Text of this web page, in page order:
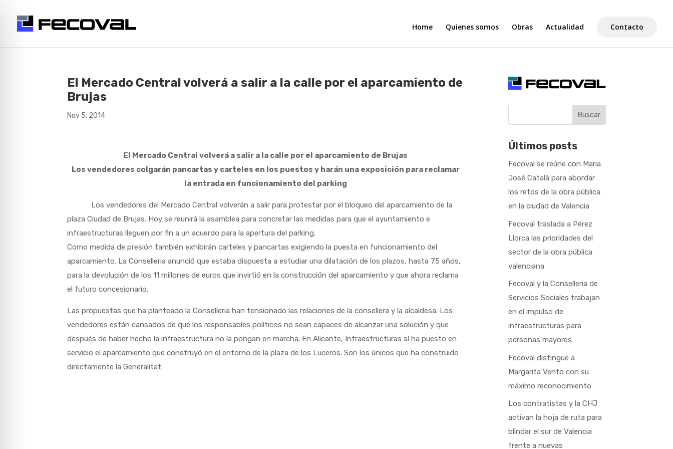
Home Quienes somos Obras Actualidad Contacto
El Mercado Central volverá a salir a la calle por el aparcamiento de
Brujas
Nov 5, 2014
El Mercado Central volverá a salir a la calle por el aparcamiento de Brujas
Los vendedores colgarán pancartas y carteles en los puestos y harán una exposición para reclamar
la entrada en funcionamiento del parking
Los vendedores del Mercado Central volverán a salir para protestar por el bloqueo del aparcamiento de la
plaza Ciudad de Brujas. Hoy se reunirá la asamblea para concretar las medidas para que el ayuntamiento e
infraestructuras lleguen por fin a un acuerdo para la apertura del parking.
Como medida de presión también exhibirán carteles y pancartas exigiendo la puesta en funcionamiento del
aparcamiento. La Conselleria anunció que estaba dispuesta a estudiar una dilatación de los plazos, hasta 75 años,
para la devolución de los 11 millones de euros que invirtió en la construcción del aparcamiento y que ahora reclama
el futuro concesionario.
Las propuestas que ha planteado la Conselleria han tensionado las relaciones de la consellera y la alcaldesa. Los
vendedores están cansados de que los responsables políticos no sean capaces de alcanzar una solución y que
después de haber hecho la infraestructura no la pongan en marcha. En Alicante, Infraestructuras sí ha puesto en
servicio el aparcamiento que construyó en el entorno de la plaza de los Luceros. Son los únicos que ha construido
directamente la Generalitat.
Buscar
Últimos posts
Fecoval se reúne con Maria
José Català para abordar
los retos de la obra pública
en la ciudad de Valencia
Fecoval traslada a Pérez
Llorca las prioridades del
sector de la obra pública
valenciana
Fecoval y la Conselleria de
Servicios Sociales trabajan
en el impulso de
infraestructuras para
personas mayores
Fecoval distingue a
Margarita Vento con su
máximo reconocimiento
Los contratistas y la CHJ
activan la hoja de ruta para
blindar el sur de Valencia
frente a nuevas